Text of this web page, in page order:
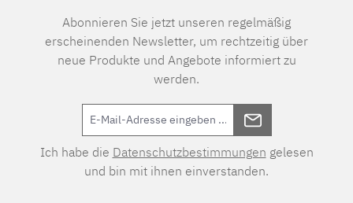
Abonnieren Sie jetzt unseren regelmäßig
erscheinenden Newsletter, um rechtzeitig über
neue Produkte und Angebote informiert zu
werden.
Ich habe die Datenschutzbestimmungen gelesen
und bin mit ihnen einverstanden.